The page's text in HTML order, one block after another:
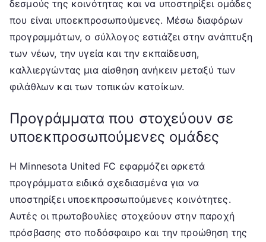
δεσμούς της κοινότητας και να υποστηρίξει ομάδες
που είναι υποεκπροσωπούμενες. Μέσω διαφόρων
προγραμμάτων, ο σύλλογος εστιάζει στην ανάπτυξη
των νέων, την υγεία και την εκπαίδευση,
καλλιεργώντας μια αίσθηση ανήκειν μεταξύ των
φιλάθλων και των τοπικών κατοίκων.
Προγράμματα που στοχεύουν σε
υποεκπροσωπούμενες ομάδες
Η Minnesota United FC εφαρμόζει αρκετά
προγράμματα ειδικά σχεδιασμένα για να
υποστηρίξει υποεκπροσωπούμενες κοινότητες.
Αυτές οι πρωτοβουλίες στοχεύουν στην παροχή
πρόσβασης στο ποδόσφαιρο και την προώθηση της